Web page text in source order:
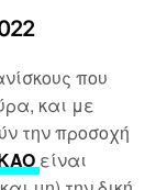
που
και με
την προσοχή
είναι